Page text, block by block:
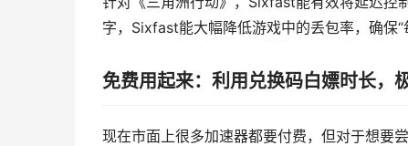
字，Sixfast能大幅降低游戏中的丢包率，确保“
免费用起来：利用兑换码白嫖时长，
现在市面上很多加速器都要付费，但对于想要